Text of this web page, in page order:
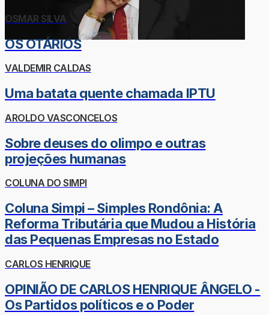
OSMAR SILVA
OS OTÁRIOS
VALDEMIR CALDAS
Uma batata quente chamada IPTU
AROLDO VASCONCELOS
Sobre deuses do olimpo e outras
projeções humanas
COLUNA DO SIMPI
Coluna Simpi – Simples Rondônia: A
Reforma Tributária que Mudou a História
das Pequenas Empresas no Estado
CARLOS HENRIQUE
OPINIÃO DE CARLOS HENRIQUE ÂNGELO -
Os Partidos políticos e o Poder